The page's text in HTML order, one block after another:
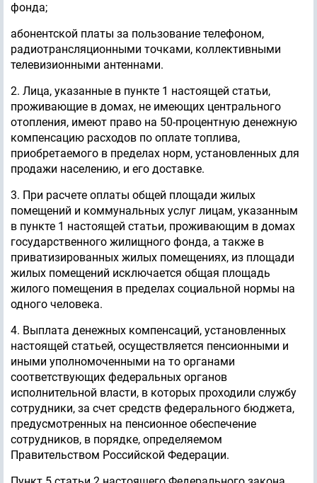
фонда;
абонентской платы за пользование телефоном,
радиотрансляционными точками, коллективными
телевизионными антеннами.
2. Лица, указанные в пункте 1 настоящей статьи,
проживающие в домах, не имеющих центрального
отопления, имеют право на 50-процентную денежную
компенсацию расходов по оплате топлива,
приобретаемого в пределах норм, установленных для
продажи населению, и его доставке.
3. При расчете оплаты общей площади жилых
помещений и коммунальных услуг лицам, указанным
в пункте 1 настоящей статьи, проживающим в домах
государственного жилищного фонда, а также в
приватизированных жилых помещениях, из площади
жилых помещений исключается общая площадь
жилого помещения в пределах социальной нормы на
одного человека.
4. Выплата денежных компенсаций, установленных
настоящей статьей, осуществляется пенсионными и
иными уполномоченными на то органами
соответствующих федеральных органов
исполнительной власти, в которых проходили службу
сотрудники, за счет средств федерального бюджета,
предусмотренных на пенсионное обеспечение
сотрудников, в порядке, определяемом
Правительством Российской Федерации.